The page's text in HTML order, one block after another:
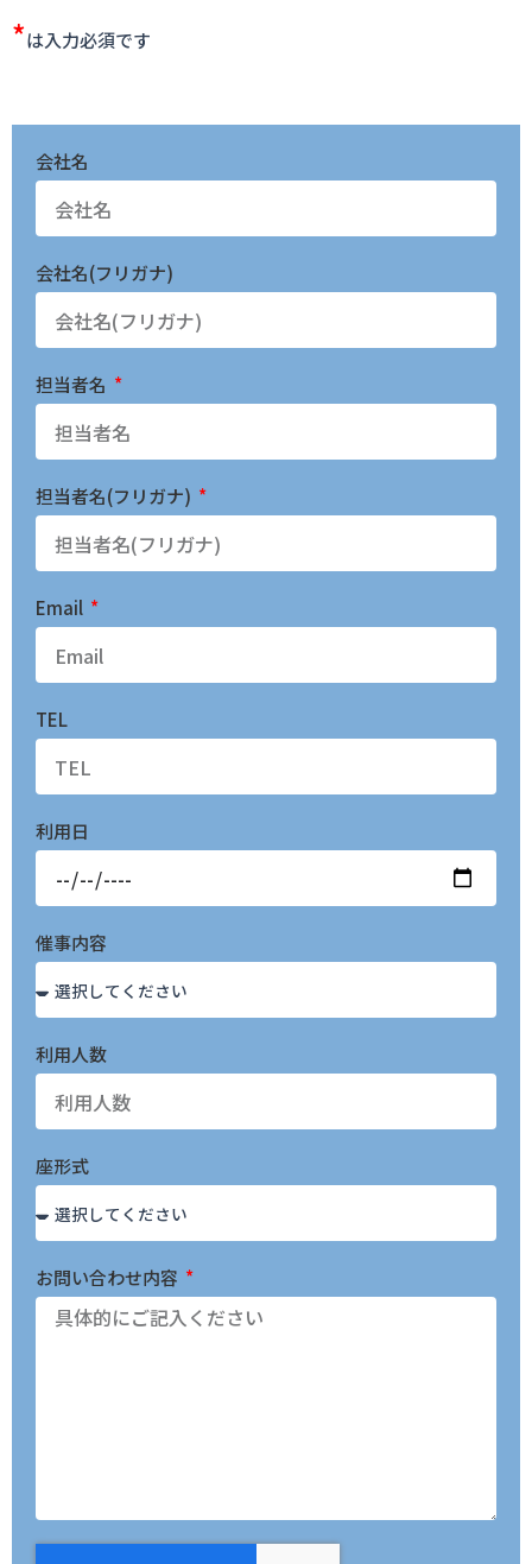
*は入力必須です
会社名
会社名(フリガナ)
担当者名
担当者名(フリガナ)
Email
TEL
利用日
催事内容
利用人数
座形式
お問い合わせ内容